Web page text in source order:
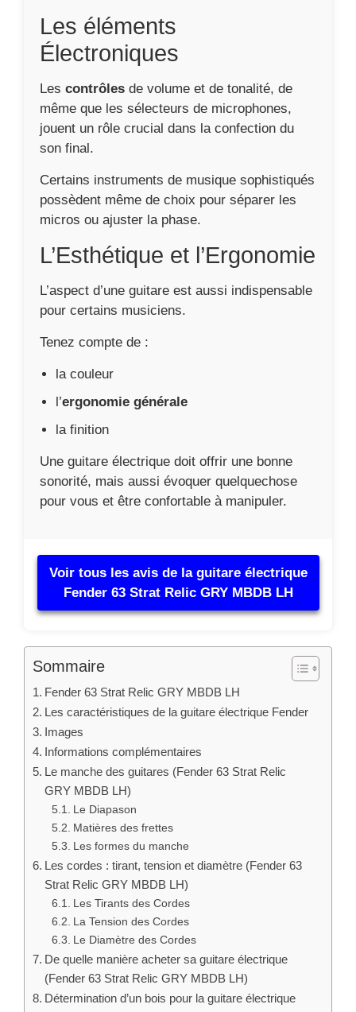
Les éléments
Électroniques
Les contrôles de volume et de tonalité, de
même que les sélecteurs de microphones,
jouent un rôle crucial dans la confection du
son final.
Certains instruments de musique sophistiqués
possèdent même de choix pour séparer les
micros ou ajuster la phase.
L’Esthétique et l’Ergonomie
L’aspect d’une guitare est aussi indispensable
pour certains musiciens.
Tenez compte de :
la couleur
l’ergonomie générale
la finition
Une guitare électrique doit offrir une bonne
sonorité, mais aussi évoquer quelquechose
pour vous et être confortable à manipuler.
Voir tous les avis de la guitare électrique
Fender 63 Strat Relic GRY MBDB LH
Sommaire
Fender 63 Strat Relic GRY MBDB LH
Les caractéristiques de la guitare électrique Fender
Images
Informations complémentaires
Le manche des guitares (Fender 63 Strat Relic
GRY MBDB LH)
Le Diapason
Matières des frettes
Les formes du manche
Les cordes : tirant, tension et diamètre (Fender 63
Strat Relic GRY MBDB LH)
Les Tirants des Cordes
La Tension des Cordes
Le Diamètre des Cordes
De quelle manière acheter sa guitare électrique
(Fender 63 Strat Relic GRY MBDB LH)
Détermination d’un bois pour la guitare électrique